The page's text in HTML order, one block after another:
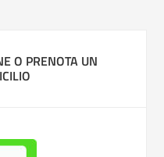
O PRENOTA UN